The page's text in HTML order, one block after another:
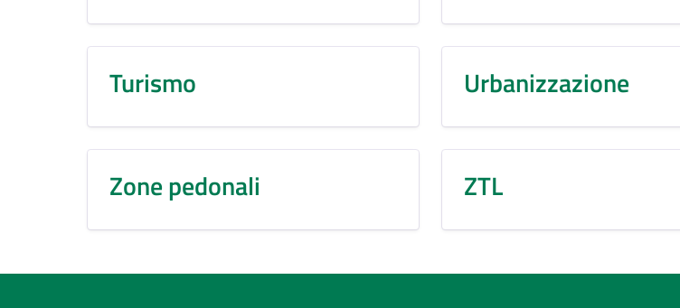
Turismo Urbanizzazione
Zone pedonali ZTL